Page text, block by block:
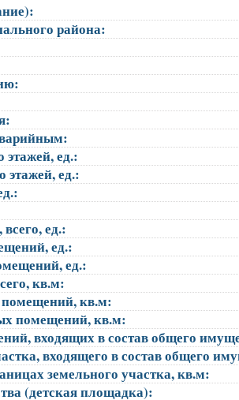
района:
ед.:
этажей, ед.:
ед.:
ед.:
ед.:
кв.м:
кв.м:
помещений, кв.м:
входящих в состав общего
входящего в состав общего
земельного участка, кв.м:
(детская площадка):